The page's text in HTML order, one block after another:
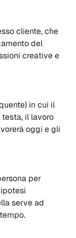
cliente, che
del
creative e
in cui il
il lavoro
oggi e gli
per
serve ad